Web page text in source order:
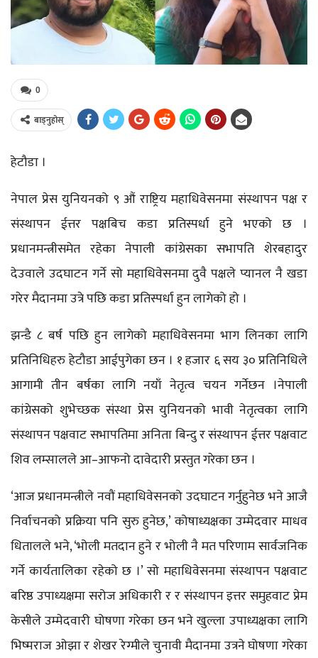
0
बाड्नुहोस्
हेटौडा ।
नेपाल प्रेस युनियनको ९ औं राष्ट्रिय महाधिवेसनमा संस्थापन पक्ष र
संस्थापन ईत्तर पक्षबिच कडा प्रतिस्पर्धा हुने भएको छ ।
प्रधानमन्त्रीसमेत रहेका नेपाली कांग्रेसका सभापति शेरबहादुर
देउवाले उदघाटन गर्ने सो महाधिवेसनमा दुवै पक्षले प्यानल नै खडा
गरेर मैदानमा उत्रे पछि कडा प्रतिस्पर्धा हुन लागेको हो ।
झन्डै ८ बर्ष पछि हुन लागेको महाधिवेसनमा भाग लिनका लागि
प्रतिनिधिहरु हेटौडा आईपुगेका छन । १ हजार ६ सय ३० प्रतिनिधिले
आगामी तीन बर्षका लागि नयाँ नेतृत्व चयन गर्नेछन ।नेपाली
कांग्रेसको शुभेच्छक संस्था प्रेस युनियनको भावी नेतृत्वका लागि
संस्थापन पक्षवाट सभापतिमा अनिता बिन्दु र संस्थापन ईत्तर पक्षवाट
शिव लम्सालले आ–आफनो दावेदारी प्रस्तुत गरेका छन ।
‘आज प्रधानमन्त्रीले नवौं महाधिवेसनको उदघाटन गर्नुहुनेछ भने आजै
निर्वाचनको प्रक्रिया पनि सुरु हुनेछ,’ कोषाध्यक्षका उम्मेदवार माधव
धितालले भने, ‘भोली मतदान हुने र भोली नै मत परिणाम सार्वजनिक
गर्ने कार्यतालिका रहेको छ ।’ सो महाधिवेसनमा संस्थापन पक्षवाट
बरिष्ठ उपाध्यक्षमा सरोज अधिकारी र र संस्थापन इत्तर समुहवाट प्रेम
केसीले उम्मेदवारी घोषणा गरेका छन भने खुल्ला उपाध्यक्षका लागि
भिष्मराज ओझा र शेखर रेग्मीले चुनावी मैदानमा उत्रने घोषणा गरेका